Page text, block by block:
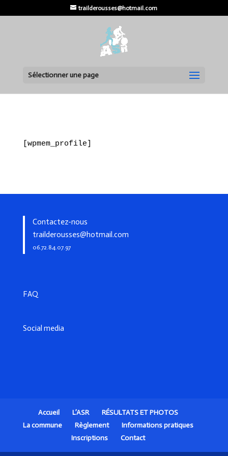
trailderousses@hotmail.com
Sélectionner une page
[wpmem_profile]
Contactez-nous
trailderousses@hotmail.com
06.72.84.07.97
FAQ
Social media
Accueil L’ASR
RÉSULTATS ET PHOTOS
La commune
Règlement
Informations pratiques
Inscriptions
Contact